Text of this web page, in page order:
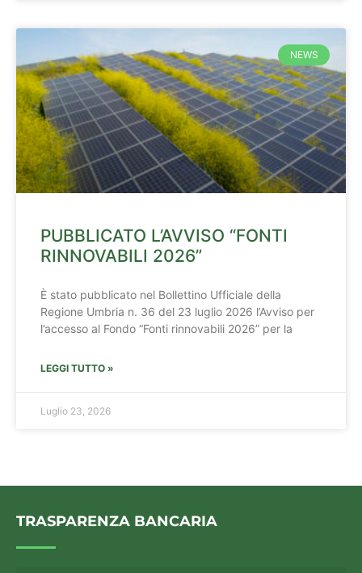
NEWS
PUBBLICATO L’AVVISO “FONTI
RINNOVABILI 2026”
È stato pubblicato nel Bollettino Ufficiale della
Regione Umbria n. 36 del 23 luglio 2026 l’Avviso per
l’accesso al Fondo “Fonti rinnovabili 2026” per la
LEGGI TUTTO »
Luglio 23, 2026
TRASPARENZA BANCARIA